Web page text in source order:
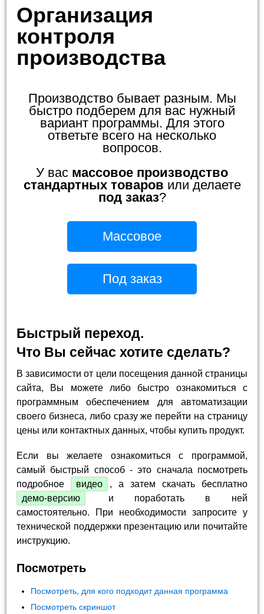
Организация
контроля
производства
Производство бывает разным. Мы
быстро подберем для вас нужный
вариант программы. Для этого
ответьте всего на несколько
вопросов.
У вас массовое производство
стандартных товаров или делаете
под заказ?
Массовое
Под заказ
Быстрый переход.
Что Вы сейчас хотите сделать?
В зависимости от цели посещения данной страницы
сайта, Вы можете либо быстро ознакомиться с
программным обеспечением для автоматизации
своего бизнеса, либо сразу же перейти на страницу
цены или контактных данных, чтобы купить продукт.
Если вы желаете ознакомиться с программой,
самый быстрый способ - это сначала посмотреть
подробное
видео
, а затем скачать бесплатно
демо-версию
и поработать в ней
самостоятельно. При необходимости запросите у
технической поддержки презентацию или почитайте
инструкцию.
Посмотреть
Посмотреть, для кого подходит данная программа
Посмотреть скриншот